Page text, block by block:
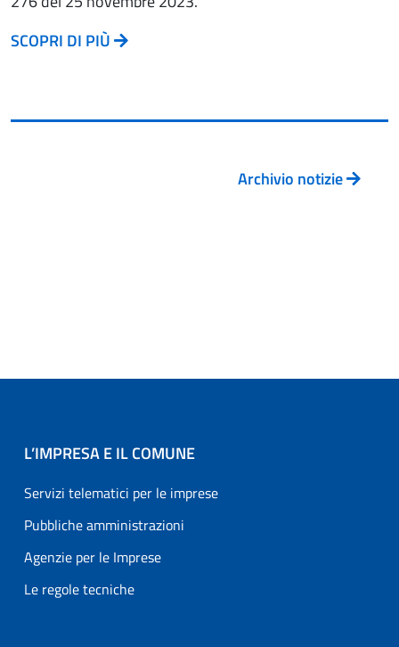
SCOPRI DI PIÙ
Archivio notizie
L’IMPRESA E IL COMUNE
Servizi telematici per le imprese
Pubbliche amministrazioni
Agenzie per le Imprese
Le regole tecniche